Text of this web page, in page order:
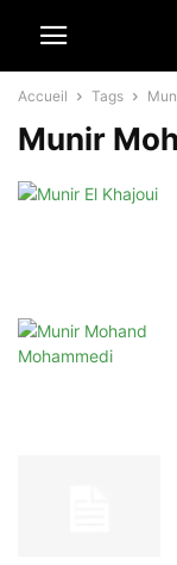
Accueil Tags
Munir